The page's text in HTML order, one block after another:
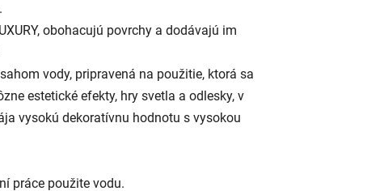
obohacujú povrchy a dodávajú im
vody, pripravená na použitie, ktorá sa
estetické efekty, hry svetla a odlesky, v
vysokú dekoratívnu hodnotu s vysokou
práce použite vodu.